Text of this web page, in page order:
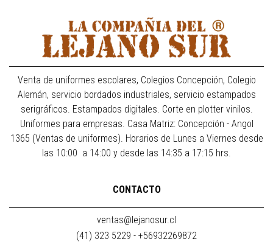
Venta de uniformes escolares, Colegios Concepción, Colegio
Alemán, servicio bordados industriales, servicio estampados
serigráficos. Estampados digitales. Corte en plotter vinilos.
Uniformes para empresas. Casa Matriz: Concepción - Angol
1365 (Ventas de uniformes). Horarios de Lunes a Viernes desde
las 10:00 a 14:00 y desde las 14:35 a 17:15 hrs.
CONTACTO
ventas@lejanosur.cl
(41) 323 5229 - +56932269872